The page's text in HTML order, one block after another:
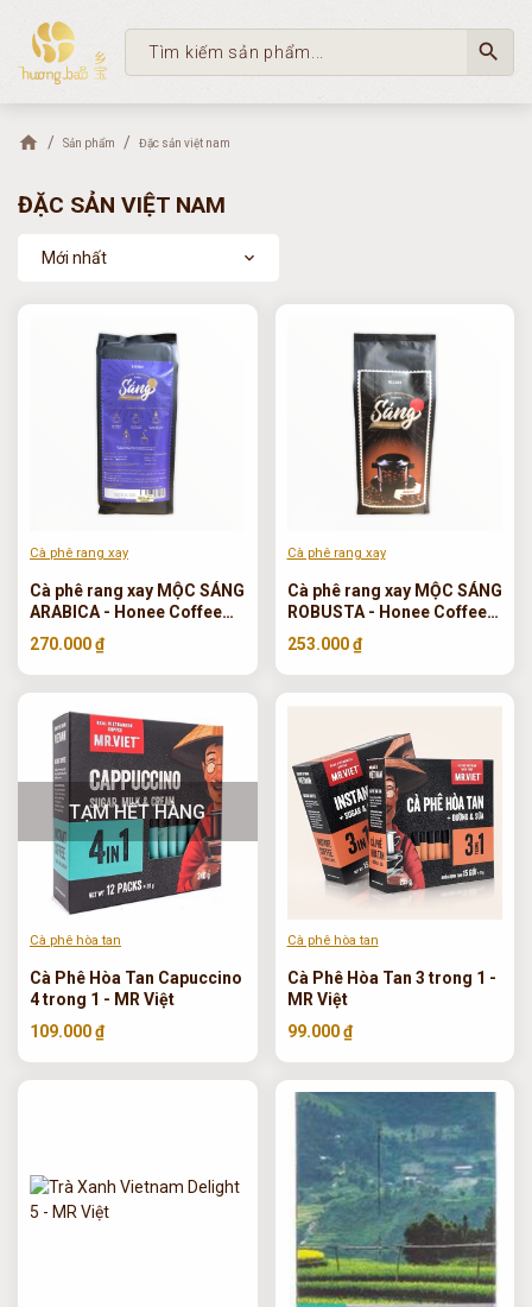
search
Sản phẩm Đặc sản việt nam
ĐẶC SẢN VIỆT NAM
Mới nhất expand_more
Cà phê rang xay
Cà phê rang xay MỘC SÁNG
ARABICA - Honee Coffee
450g
270.000 ₫
Cà phê rang xay
Cà phê rang xay MỘC SÁNG
ROBUSTA - Honee Coffee
450g
253.000 ₫
TẠM HẾT HÀNG
Cà phê hòa tan
Cà Phê Hòa Tan Capuccino
4 trong 1 - MR Việt
109.000 ₫
Cà phê hòa tan
Cà Phê Hòa Tan 3 trong 1 -
MR Việt
99.000 ₫